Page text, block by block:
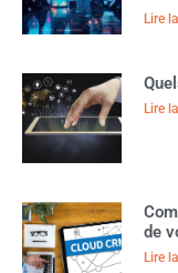
Lire
Lire
de
Lire